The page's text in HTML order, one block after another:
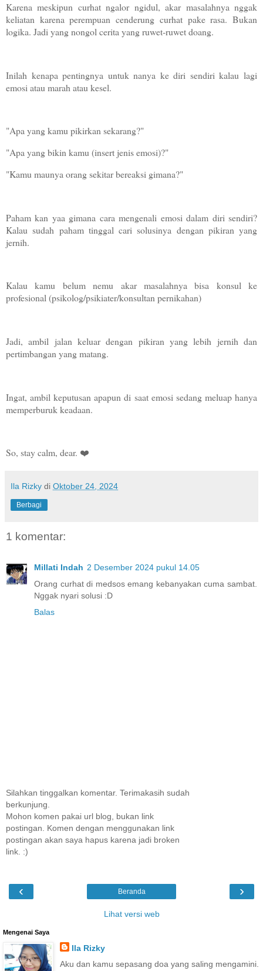
Karena meskipun curhat ngalor ngidul, akar masalahnya nggak
keliatan karena perempuan cenderung curhat pake rasa. Bukan
logika. Jadi yang nongol cerita yang ruwet-ruwet doang.
Inilah kenapa pentingnya untuk nanya ke diri sendiri kalau lagi
emosi atau marah atau kesel.
"Apa yang kamu pikirkan sekarang?"
"Apa yang bikin kamu (insert jenis emosi)?"
"Kamu maunya orang sekitar bereaksi gimana?"
Paham kan yaa gimana cara mengenali emosi dalam diri sendiri?
Kalau sudah paham tinggal cari solusinya dengan pikiran yang
jernih.
Kalau kamu belum nemu akar masalahnya bisa konsul ke
profesional (psikolog/psikiater/konsultan pernikahan)
Jadi, ambil jalan keluar dengan pikiran yang lebih jernih dan
pertimbangan yang matang.
Ingat, ambil keputusan apapun di saat emosi sedang meluap hanya
memperburuk keadaan.
So, stay calm, dear. ❤️
Ila Rizky di Oktober 24, 2024
Berbagi
1 komentar:
Millati Indah 2 Desember 2024 pukul 14.05
Orang curhat di medsos emang kebanyakan cuma sambat.
Nggak nyari solusi :D
Balas
Silahkan tinggalkan komentar. Terimakasih sudah
berkunjung.
Mohon komen pakai url blog, bukan link
postingan. Komen dengan menggunakan link
postingan akan saya hapus karena jadi broken
link. :)
‹ ›
Beranda
Lihat versi web
Mengenai Saya
Ila Rizky
Aku dan kamu sepasang doa yang saling mengamini.